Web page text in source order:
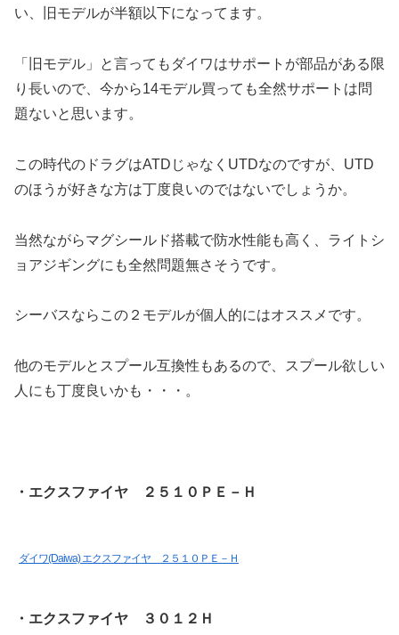
い、旧モデルが半額以下になってます。
「旧モデル」と言ってもダイワはサポートが部品がある限
り長いので、今から14モデル買っても全然サポートは問
題ないと思います。
この時代のドラグはATDじゃなくUTDなのですが、UTD
のほうが好きな方は丁度良いのではないでしょうか。
当然ながらマグシールド搭載で防水性能も高く、ライトシ
ョアジギングにも全然問題無さそうです。
シーバスならこの２モデルが個人的にはオススメです。
他のモデルとスプール互換性もあるので、スプール欲しい
人にも丁度良いかも・・・。
・エクスファイヤ ２５１０ＰＥ－Ｈ
ダイワ(Daiwa) エクスファイヤ ２５１０ＰＥ－Ｈ
・エクスファイヤ ３０１２Ｈ